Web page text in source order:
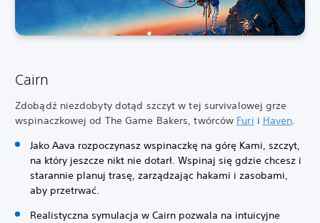
Cairn
Zdobądź niezdobyty dotąd szczyt w tej survivalowej grze
wspinaczkowej od The Game Bakers, twórców Furi i Haven.
Jako Aava rozpoczynasz wspinaczkę na górę Kami, szczyt,
na który jeszcze nikt nie dotarł. Wspinaj się gdzie chcesz i
starannie planuj trasę, zarządzając hakami i zasobami,
aby przetrwać.
Realistyczna symulacja w Cairn pozwala na intuicyjne